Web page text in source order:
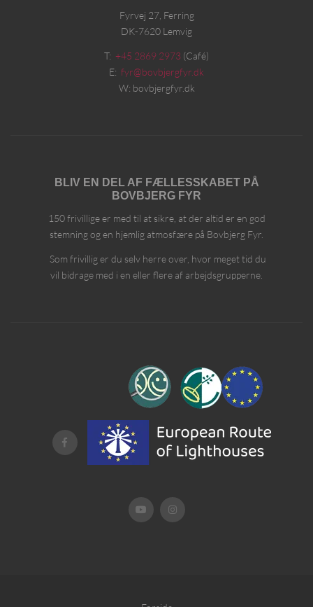
Fyrvej 27, Ferring
DK-7620 Lemvig
T: +45 2869 2973 (Café)
E: fyr@bovbjergfyr.dk
W: bovbjergfyr.dk
BLIV EN DEL AF FÆLLESSKABET PÅ
BOVBJERG FYR
150 frivillige er med til at sikre, at der altid er en god
stemning og en hjemlig atmosfære på Bovbjerg Fyr.
Som frivillig er du selv herre over, hvor meget tid du
vil bidrage med i en eller flere af arbejdsgrupperne.